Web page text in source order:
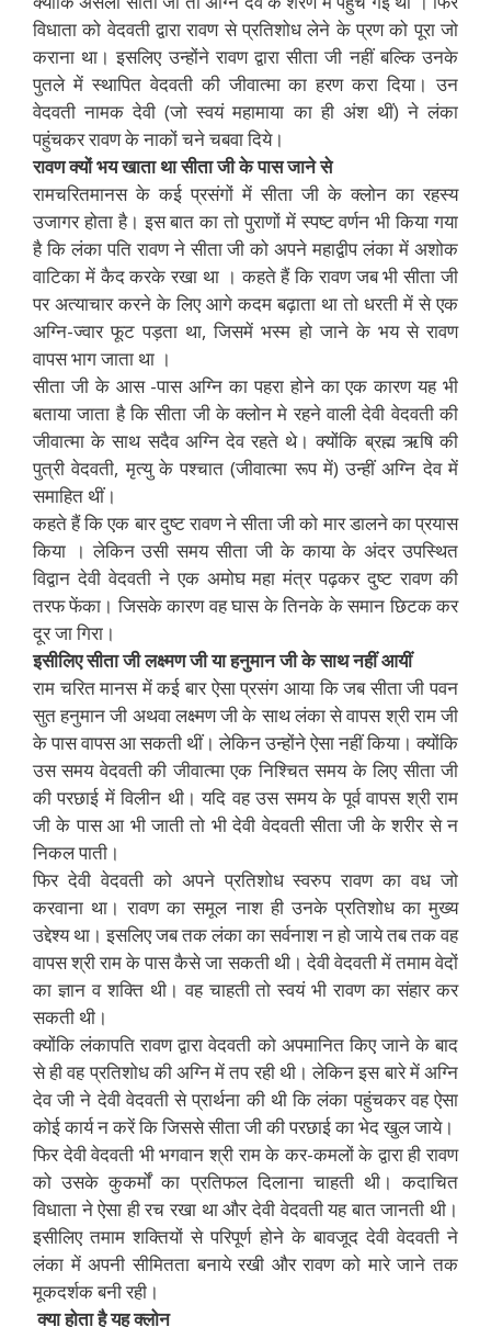
विधाता को वेदवती द्वारा रावण से प्रतिशोध लेने के प्रण को पूरा जो
कराना था। इसलिए उन्होंने रावण द्वारा सीता जी नहीं बल्कि उनके
पुतले में स्थापित वेदवती की जीवात्मा का हरण करा दिया। उन
वेदवती नामक देवी (जो स्वयं महामाया का ही अंश थीं) ने लंका
पहुंचकर रावण के नाकों चने चबवा दिये।
रावण क्यों भय खाता था सीता जी के पास जाने से
रामचरितमानस के कई प्रसंगों में सीता जी के क्लोन का रहस्य
उजागर होता है। इस बात का तो पुराणों में स्पष्ट वर्णन भी किया गया
है कि लंका पति रावण ने सीता जी को अपने महाद्वीप लंका में अशोक
वाटिका में कैद करके रखा था । कहते हैं कि रावण जब भी सीता जी
पर अत्याचार करने के लिए आगे कदम बढ़ाता था तो धरती में से एक
अग्नि-ज्वार फूट पड़ता था, जिसमें भस्म हो जाने के भय से रावण
वापस भाग जाता था ।
सीता जी के आस -पास अग्नि का पहरा होने का एक कारण यह भी
बताया जाता है कि सीता जी के क्लोन मे रहने वाली देवी वेदवती की
जीवात्मा के साथ सदैव अग्नि देव रहते थे। क्योंकि ब्रह्म ऋषि की
पुत्री वेदवती, मृत्यु के पश्चात (जीवात्मा रूप में) उन्हीं अग्नि देव में
समाहित थीं।
कहते हैं कि एक बार दुष्ट रावण ने सीता जी को मार डालने का प्रयास
किया । लेकिन उसी समय सीता जी के काया के अंदर उपस्थित
विद्वान देवी वेदवती ने एक अमोघ महा मंत्र पढ़कर दुष्ट रावण की
तरफ फेंका। जिसके कारण वह घास के तिनके के समान छिटक कर
दूर जा गिरा।
इसीलिए सीता जी लक्ष्मण जी या हनुमान जी के साथ नहीं आयीं
राम चरित मानस में कई बार ऐसा प्रसंग आया कि जब सीता जी पवन
सुत हनुमान जी अथवा लक्ष्मण जी के साथ लंका से वापस श्री राम जी
के पास वापस आ सकती थीं। लेकिन उन्होंने ऐसा नहीं किया। क्योंकि
उस समय वेदवती की जीवात्मा एक निश्चित समय के लिए सीता जी
की परछाई में विलीन थी। यदि वह उस समय के पूर्व वापस श्री राम
जी के पास आ भी जाती तो भी देवी वेदवती सीता जी के शरीर से न
निकल पाती।
फिर देवी वेदवती को अपने प्रतिशोध स्वरुप रावण का वध जो
करवाना था। रावण का समूल नाश ही उनके प्रतिशोध का मुख्य
उद्देश्य था। इसलिए जब तक लंका का सर्वनाश न हो जाये तब तक वह
वापस श्री राम के पास कैसे जा सकती थी। देवी वेदवती में तमाम वेदों
का ज्ञान व शक्ति थी। वह चाहती तो स्वयं भी रावण का संहार कर
सकती थी।
क्योंकि लंकापति रावण द्वारा वेदवती को अपमानित किए जाने के बाद
से ही वह प्रतिशोध की अग्नि में तप रही थी। लेकिन इस बारे में अग्नि
देव जी ने देवी वेदवती से प्रार्थना की थी कि लंका पहुंचकर वह ऐसा
कोई कार्य न करें कि जिससे सीता जी की परछाई का भेद खुल जाये।
फिर देवी वेदवती भी भगवान श्री राम के कर-कमलों के द्वारा ही रावण
को उसके कुकर्मों का प्रतिफल दिलाना चाहती थी। कदाचित
विधाता ने ऐसा ही रच रखा था और देवी वेदवती यह बात जानती थी।
इसीलिए तमाम शक्तियों से परिपूर्ण होने के बावजूद देवी वेदवती ने
लंका में अपनी सीमितता बनाये रखी और रावण को मारे जाने तक
मूकदर्शक बनी रही।
क्या होता है यह क्लोन